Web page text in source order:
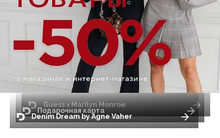
Denim Dream by Agne Vaher
Подарочная карта
Guess x Marilyn Monroe